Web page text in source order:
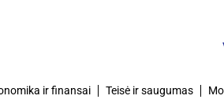
ir finansai Teisė ir saugumas